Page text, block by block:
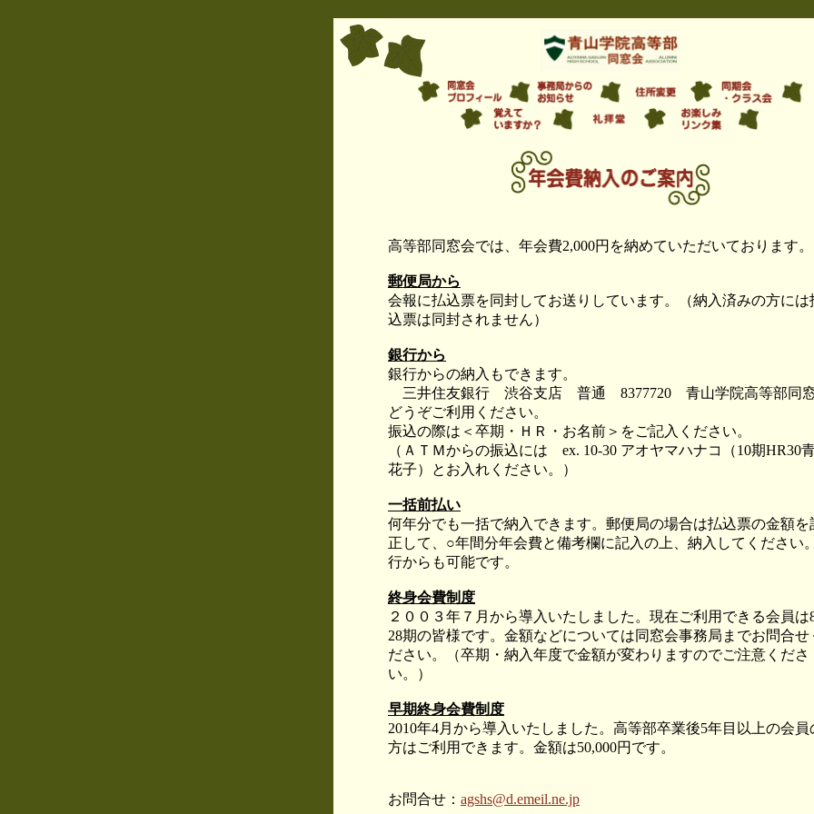
高等部同窓会では、年会費2,000円を納めていただいております。
郵便局から
会報に払込票を同封してお送りしています。（納入済みの方には
込票は同封されません）
銀行から
銀行からの納入もできます。
三井住友銀行 渋谷支店 普通 8377720 青山学院高等部同
どうぞご利用ください。
振込の際は＜卒期・ＨＲ・お名前＞をご記入ください。
（ＡＴＭからの振込には ex. 10-30 アオヤマハナコ（10期HR30
花子）とお入れください。）
一括前払い
何年分でも一括で納入できます。郵便局の場合は払込票の金額を
正して、○年間分年会費と備考欄に記入の上、納入してください
行からも可能です。
終身会費制度
２００３年７月から導入いたしました。現在ご利用できる会員は
28期の皆様です。金額などについては同窓会事務局までお問合せ
ださい。（卒期・納入年度で金額が変わりますのでご注意くださ
い。）
早期終身会費制度
2010年4月から導入いたしました。高等部卒業後5年目以上の会員
方はご利用できます。金額は50,000円です。
お問合せ： agshs@d.emeil.ne.jp